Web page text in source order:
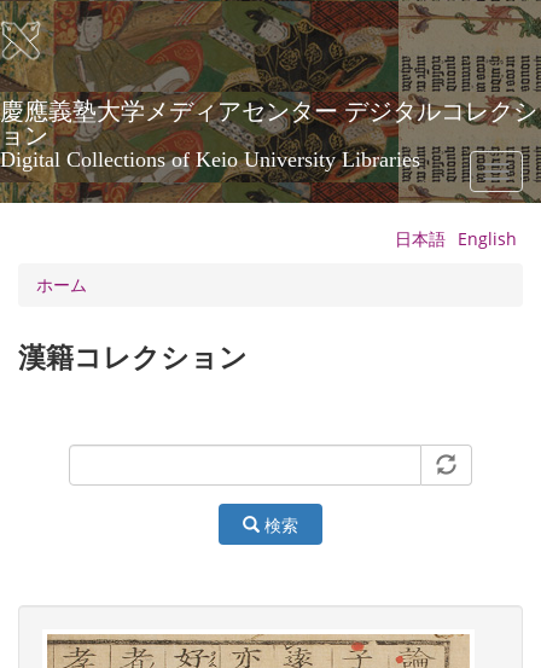
メ
イ
ン
コ
ン
テ
ン
ツ
に
慶應義塾大学メディアセンター デジタルコレクシ
ョン
Digital Collections of Keio University Libraries
Toggle
日本語 English
ホーム
漢籍コレクション
検索